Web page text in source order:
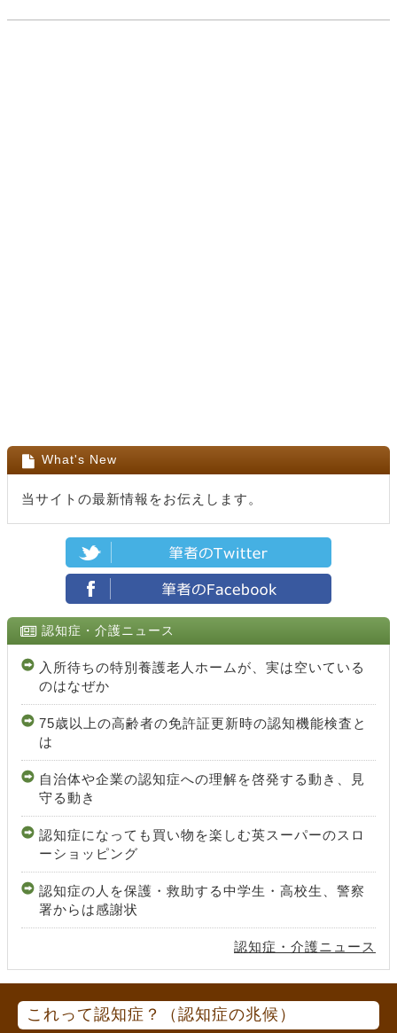
What's New
当サイトの最新情報をお伝えします。
認知症・介護ニュース
入所待ちの特別養護老人ホームが、実は空いている
のはなぜか
75歳以上の高齢者の免許証更新時の認知機能検査と
は
自治体や企業の認知症への理解を啓発する動き、見
守る動き
認知症になっても買い物を楽しむ英スーパーのスロ
ーショッピング
認知症の人を保護・救助する中学生・高校生、警察
署からは感謝状
認知症・介護ニュース
これって認知症？（認知症の兆候）